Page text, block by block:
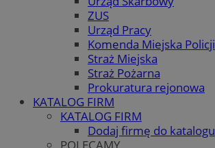
ZUS
Urząd Pracy
Komenda Miejska Policji
Straż Miejska
Straż Pożarna
Prokuratura rejonowa
KATALOG FIRM
KATALOG FIRM
Dodaj firmę do katalogu